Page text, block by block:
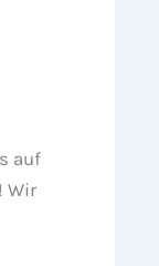
auf
Wir